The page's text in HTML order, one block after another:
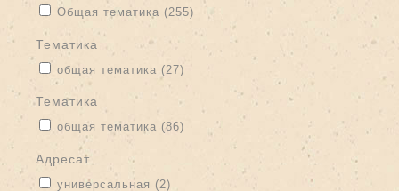
Apply Общая тематика filter
Общая тематика (255)
тематика
Apply общая тематика filter
общая тематика (27)
Тематика
Apply общая тематика filter
общая тематика (86) Apply общая тематика filter
адресат
Apply универсальная filter
универсальная (2) Apply универсальная filter